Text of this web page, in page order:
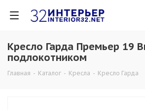
Кресло Гарда Премьер 19
подлокотником
Главная - Каталог - Кресла - Кресло Гарда